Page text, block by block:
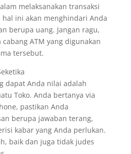
melaksanakan transaksi
hal ini akan menghindari Anda
berupa uang. Jangan ragu,
ATM yang digunakan
tersebut.
dapat Anda nilai adalah
Toko. Anda bertanya via
pastikan Anda
berupa jawaban terang,
kabar yang Anda perlukan.
baik dan juga tidak judes